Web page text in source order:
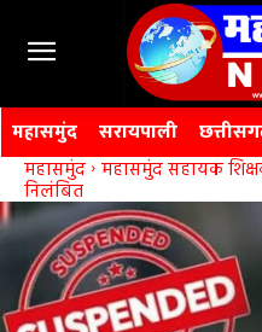
महासमुंद सरायपाली
महासमुंद महासमुंद सहायक
निलंबित